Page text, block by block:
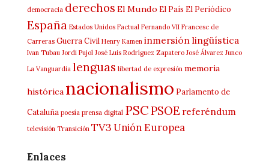
democracia derechos El Mundo El País El Periódico
España Estados Unidos Factual Fernando VII Francesc de
Carreras Guerra Civil Henry Kamen inmersión lingüística
Ivan Tubau Jordi Pujol José Luis Rodríguez Zapatero José Álvarez Junco
La Vanguardia lenguas libertad de expresión memoria
histórica nacionalismo Parlamento de
Cataluña poesía prensa digital PSCPSOE referéndum
televisión Transición TV3Unión Europea
Enlaces